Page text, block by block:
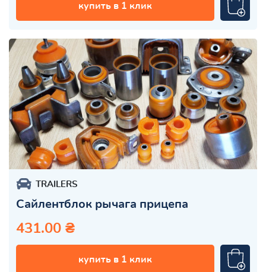
купить в 1 клик
TRAILERS
Сайлентблок рычага прицепа
431.00 ₴
купить в 1 клик